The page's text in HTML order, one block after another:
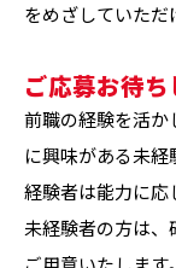
をめざしていただ
ご応募お待ち
前職の経験を活
に興味がある未経
経験者は能力に応
未経験者の方は